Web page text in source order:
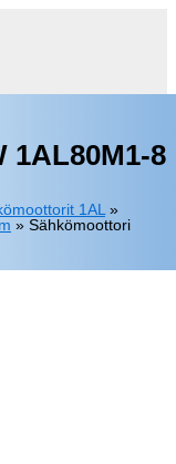
1AL80M1-8
1AL »
» Sähkömoottori